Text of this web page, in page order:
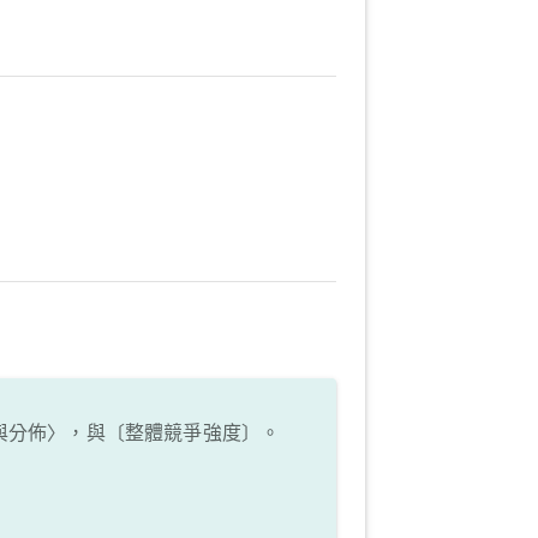
佈〉，與〔整體競爭強度〕。